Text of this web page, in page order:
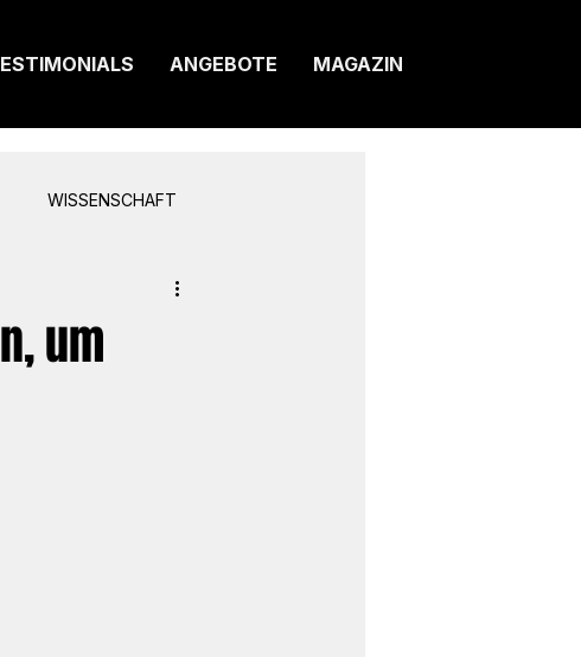
ANGEBOTE MAGAZIN
WISSENSCHAFT
um